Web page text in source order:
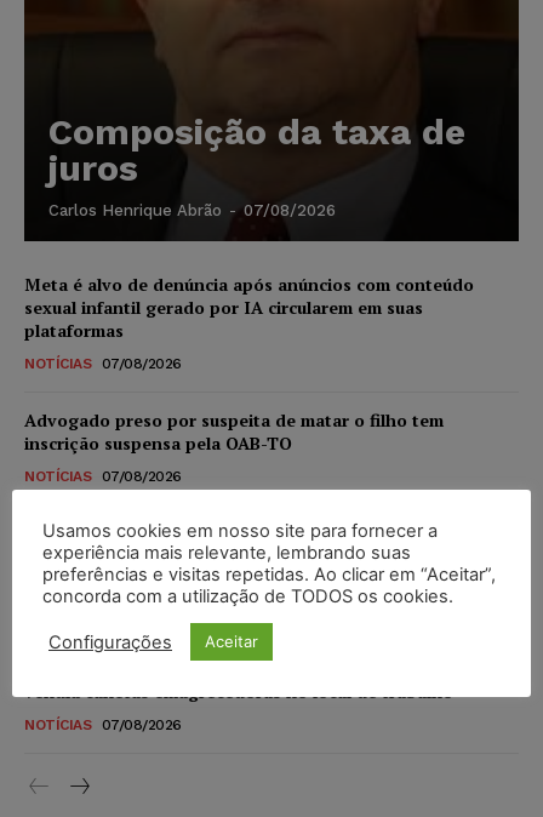
Composição da taxa de
juros
Carlos Henrique Abrão - 07/08/2026
Meta é alvo de denúncia após anúncios com conteúdo
sexual infantil gerado por IA circularem em suas
plataformas
NOTÍCIAS 07/08/2026
Advogado preso por suspeita de matar o filho tem
inscrição suspensa pela OAB-TO
NOTÍCIAS 07/08/2026
STF amplia isenção de IBS e CBS na compra de veículos
novos para pessoas com deficiência e autistas de todos os
níveis
vendia canetas emagrecedoras no local de trabalho
NOTÍCIAS 07/08/2026
Usamos cookies em nosso site para fornecer a
experiência mais relevante, lembrando suas
preferências e visitas repetidas. Ao clicar em “Aceitar”,
concorda com a utilização de TODOS os cookies.
Configurações Aceitar